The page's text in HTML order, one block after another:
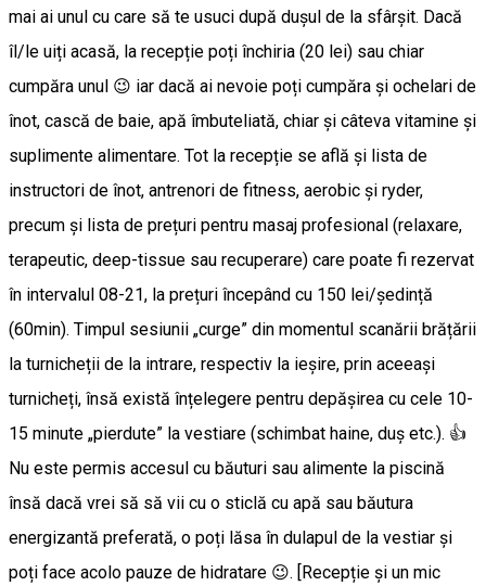
mai ai unul cu care să te usuci după dușul de la sfârșit. Dacă
îl/le uiți acasă, la recepție poți închiria (20 lei) sau chiar
cumpăra unul 😉 iar dacă ai nevoie poți cumpăra și ochelari de
înot, cască de baie, apă îmbuteliată, chiar și câteva vitamine și
suplimente alimentare. Tot la recepție se află și lista de
instructori de înot, antrenori de fitness, aerobic și ryder,
precum și lista de prețuri pentru masaj profesional (relaxare,
terapeutic, deep-tissue sau recuperare) care poate fi rezervat
în intervalul 08-21, la prețuri începând cu 150 lei/ședință
(60min). Timpul sesiunii „curge” din momentul scanării brățării
la turnicheții de la intrare, respectiv la ieșire, prin aceeași
turnicheți, însă există înțelegere pentru depășirea cu cele 10-
15 minute „pierdute” la vestiare (schimbat haine, duș etc.). 👍
Nu este permis accesul cu băuturi sau alimente la piscină
însă dacă vrei să să vii cu o sticlă cu apă sau băutura
energizantă preferată, o poți lăsa în dulapul de la vestiar și
poți face acolo pauze de hidratare 😉. [Recepție și un mic